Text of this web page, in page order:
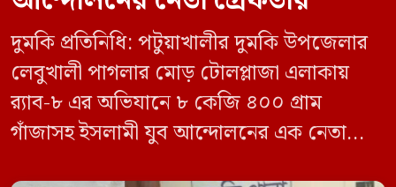
দুমকি প্রতিনিধি: পটুয়াখালীর দুমকি উপজেলার
লেবুখালী পাগলার মোড় টোলপ্লাজা এলাকায়
র‍্যাব-৮ এর অভিযানে ৮ কেজি ৪০০ গ্রাম
গাঁজাসহ ইসলামী যুব আন্দোলনের এক নেতাকে